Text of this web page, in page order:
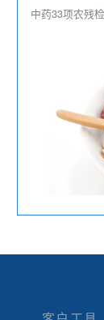
中药33项农残